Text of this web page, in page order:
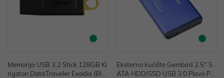
Memorija USB 3.2 Stick 128GB Ki
ngston DataTraveler Exodia (Bla
Eksterno kućište Gembird 2.5" S
ATA HDD/SSD USB 3.0 Plavo P/